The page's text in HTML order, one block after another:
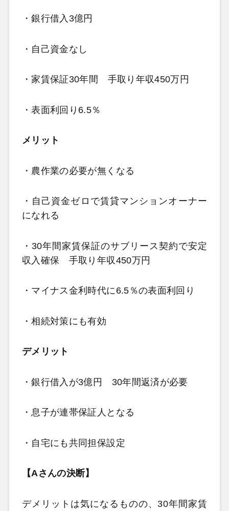
・銀行借入3億円
・自己資金なし
・家賃保証30年間 手取り年収450万円
・表面利回り6.5％
メリット
・農作業の必要が無くなる
・自己資金ゼロで賃貸マンションオーナー
になれる
・30年間家賃保証のサブリース契約で安定
収入確保 手取り年収450万円
・マイナス金利時代に6.5％の表面利回り
・相続対策にも有効
デメリット
・銀行借入が3億円 30年間返済が必要
・息子が連帯保証人となる
・自宅にも共同担保設定
【Aさんの決断】
デメリットは気になるものの、30年間家賃